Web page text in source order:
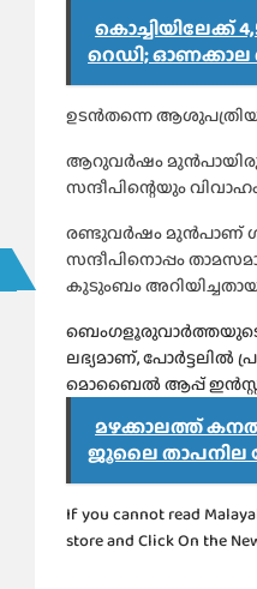
കൊച്ചിയിലേക്ക്
റെഡി;
ഉടൻതന്നെ
ആറുവർഷം
സന്ദീപിന്റെയും
രണ്ടുവർഷം മുൻപാണ്
സന്ദീപിനൊപ്പം
കുടുംബം
ബെംഗളൂരുവാർത്തയുടെ
ലഭ്യമാണ്, പോർട്ടലിൽ
മൊബൈൽ ആപ്പ്
മഴക്കാലത്ത്
ജൂലൈ താപനില
If you cannot read
store and Click On the